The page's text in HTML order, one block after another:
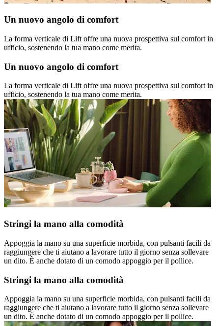
Un nuovo angolo di comfort
La forma verticale di Lift offre una nuova prospettiva sul comfort in
ufficio, sostenendo la tua mano come merita.
Un nuovo angolo di comfort
La forma verticale di Lift offre una nuova prospettiva sul comfort in
ufficio, sostenendo la tua mano come merita.
Stringi la mano alla comodità
Appoggia la mano su una superficie morbida, con pulsanti facili da
raggiungere che ti aiutano a lavorare tutto il giorno senza sollevare
un dito. È anche dotato di un comodo appoggio per il pollice.
Stringi la mano alla comodità
Appoggia la mano su una superficie morbida, con pulsanti facili da
raggiungere che ti aiutano a lavorare tutto il giorno senza sollevare
un dito. È anche dotato di un comodo appoggio per il pollice.